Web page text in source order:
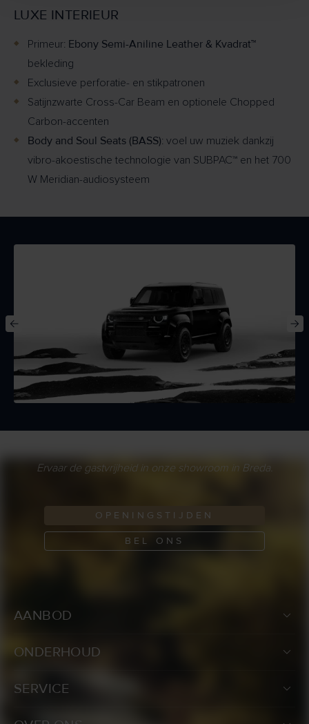
LUXE INTERIEUR
Primeur: Ebony Semi-Aniline Leather & Kvadrat™
bekleding
Exclusieve perforatie- en stikpatronen
Satijnzwarte Cross-Car Beam en optionele Chopped
Carbon-accenten
Body and Soul Seats (BASS): voel uw muziek dankzij
vibro-akoestische technologie van SUBPAC™ en het 700
W Meridian-audiosysteem
Ervaar de gastvrijheid in onze showroom in Breda.
OPENINGSTIJDEN
BEL ONS
AANBOD
ONDERHOUD
SERVICE